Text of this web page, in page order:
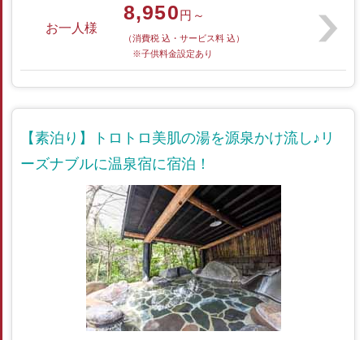
お一人様
8,950円～
（消費税 込・サービス料 込）
※子供料金設定あり
【素泊り】トロトロ美肌の湯を源泉かけ流し♪リ
ーズナブルに温泉宿に宿泊！